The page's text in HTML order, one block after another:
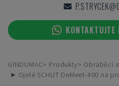
GINDUMAC Produkty
Obráběcí
➤ Ojeté SCHUT DeMeet-400 na